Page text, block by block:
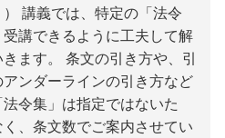
講義では、特定の「法令
講できるように工夫して解
ます。 条文の引き方や、引
ンダーラインの引き方など
令集」は指定ではないた
、条文数でご案内させてい